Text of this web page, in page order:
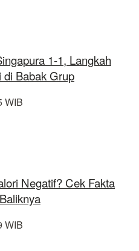
1-1, Langkah
di Babak Grup
WIB
Negatif? Cek Fakta
WIB